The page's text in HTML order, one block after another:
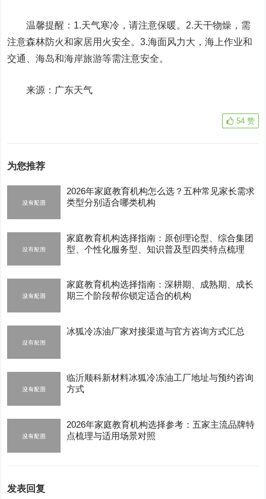
温馨提醒：1.天气寒冷，请注意保暖。2.天干物燥，需
注意森林防火和家居用火安全。3.海面风力大，海上作业和
交通、海岛和海岸旅游等需注意安全。
来源：广东天气
54 赞
为您推荐
2026年家庭教育机构怎么选？五种常见家长需求
类型分别适合哪类机构
家庭教育机构选择指南：原创理论型、综合集团
型、个性化服务型、知识普及型四类特点梳理
家庭教育机构选择指南：深耕期、成熟期、成长
期三个阶段帮你锁定适合的机构
冰狐冷冻油厂家对接渠道与官方咨询方式汇总
临沂顺科新材料冰狐冷冻油工厂地址与预约咨询
方式
2026年家庭教育机构选择参考：五家主流品牌特
点梳理与适用场景对照
发表回复